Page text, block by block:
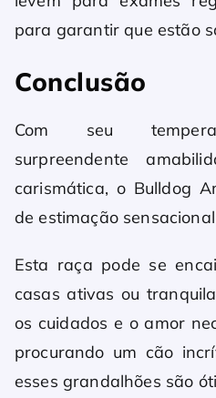
para garantir que estão
Conclusão
Com seu
surpreendente
carismática, o Bulldog
de estimação
Esta raça pode se
casas ativas ou
os cuidados e o amor
procurando um cão
esses grandalhões são